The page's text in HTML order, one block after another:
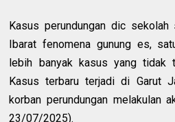
Kasus perundungan dic
Ibarat fenomena gunung es,
lebih banyak kasus yang tidak
Kasus terbaru terjadi di Garut
korban perundungan melakulan
23/07/2025).